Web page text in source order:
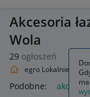
Akcesoria
Wola
29 ogłoszeń
Allegro Lokalnie
Podobne: